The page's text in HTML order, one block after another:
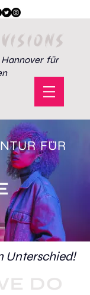
Hannover für
FÜR
Unterschied!
DO